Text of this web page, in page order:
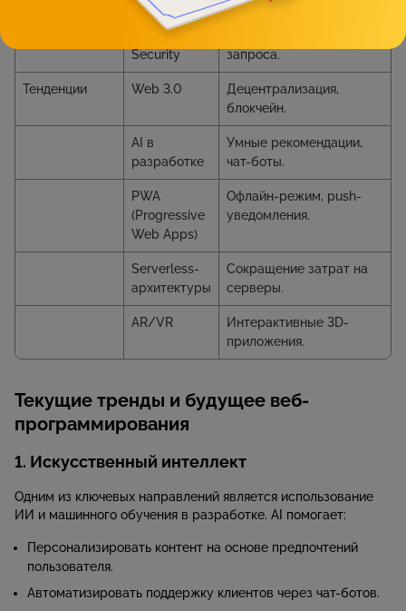
Zero Trust
Security
запроса.
Тенденции Web 3.0
Децентрализация,
блокчейн.
AI в
разработке
Умные рекомендации,
чат-боты.
PWA
(Progressive
Web Apps)
Офлайн-режим, push-
уведомления.
Serverless-
архитектуры
Сокращение затрат на
серверы.
AR/VR
Интерактивные 3D-
приложения.
Текущие тренды и будущее веб-
программирования
1. Искусственный интеллект
Одним из ключевых направлений является использование
ИИ и машинного обучения в разработке. AI помогает:
Персонализировать контент на основе предпочтений
пользователя.
Автоматизировать поддержку клиентов через чат-ботов.